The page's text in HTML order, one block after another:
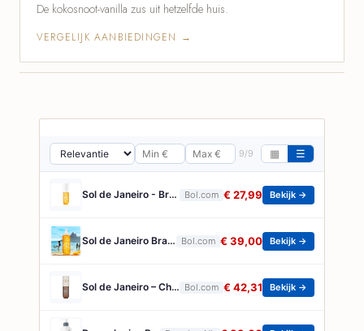
De kokosnoot-vanilla zus uit hetzelfde huis.
VERGELIJK AANBIEDINGEN →
9/9 ▦ ☰
Sol de Janeiro - Brazilian Crush Cheirosa 62 Hair and Body Fragrance Mist 90 ml Bol.com € 27,99 Bekijk →
Sol de Janeiro Brazilian Crush Cheirosa 62 - Hair and Body Fragrance Mist - 240 ml Bol.com € 39,00 Bekijk →
Sol de Janeiro – Cheirosa 62 Copacabana Bronze Glow Oil – 75 ml Bol.com € 42,31 Bekijk →